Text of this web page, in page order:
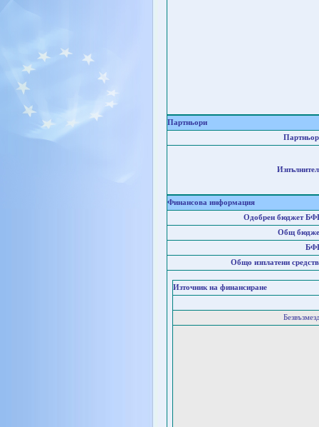
Партньори
Финансова информация
Одобрен бюджет
Общ
Общо изплатени
Източник на финансиране